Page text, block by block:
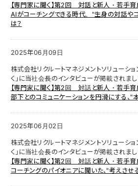
【専門家に聞く】第2回 対話と新人・若手育
AIがコーチングできる時代。"生身の対話や
は？
2025年06月09日
株式会社リクルートマネジメントソリューシ
く」に当社会長のインタビューが掲載されま
【専門家に聞く】第2回 対話と新人・若手育
部下とのコミュニケーションを円滑にする、"
2025年06月02日
株式会社リクルートマネジメントソリューシ
く」に当社会長のインタビューが掲載されま
【専門家に聞く】第2回 対話と新人・若手育
コーチングのパイオニアに聞いた、"考えさせ